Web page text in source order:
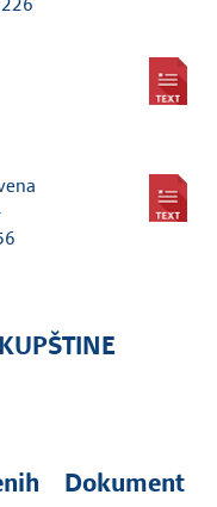
Dokument